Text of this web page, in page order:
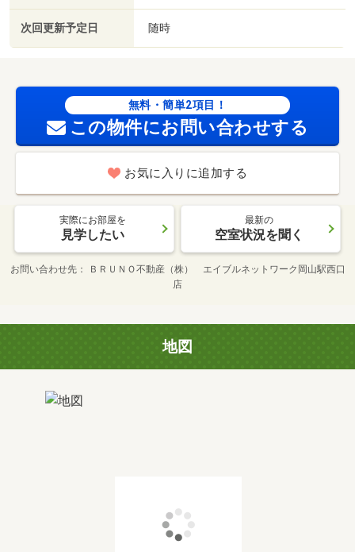
次回更新予定日 随時
無料・簡単2項目！
この物件にお問い合わせする
お気に入りに追加する
実際にお部屋を
見学したい
最新の
空室状況を聞く
お問い合わせ先
ＢＲＵＮＯ不動産（株） エイブルネットワーク岡山駅西口
店
地図